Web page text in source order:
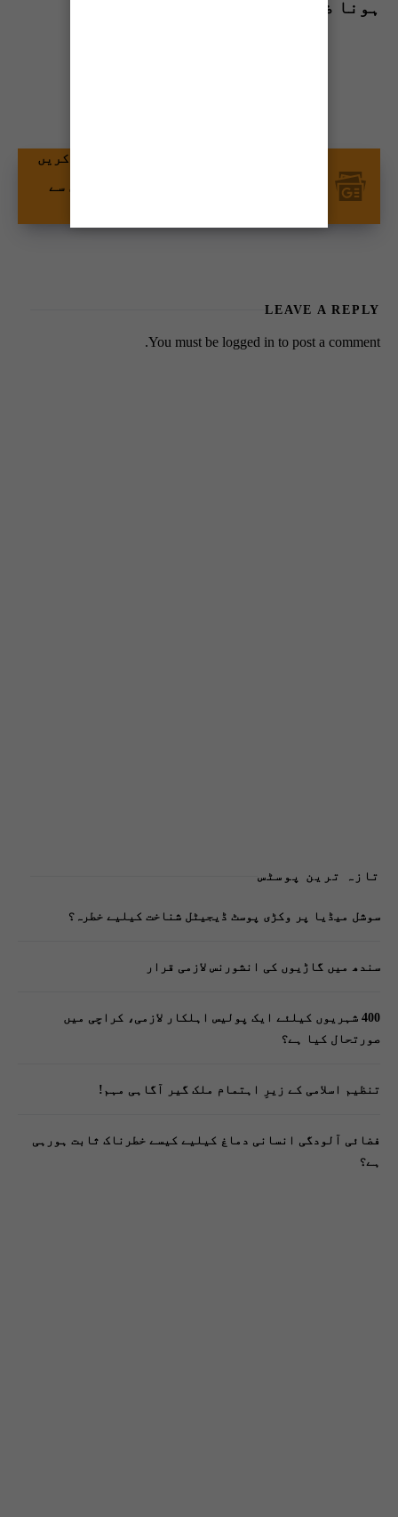
ہونا ضروری نہیں ہے۔
گوگل نیوز پر ٹائمز آف کراچی کو فالو کریں
اور اپنی پسندیدہ مواد کو زیادہ تیزی سے
LEAVE A REPLY
You must be logged in to post a comment.
تازہ ترین پوسٹس
سوشل میڈیا پر وکڑی پوسٹ ڈیجیٹل شناخت کیلیے خطرہ؟
سندھ میں گاڑیوں کی انشورنس لازمی قرار
400 شہریوں کیلئے ایک پولیس اہلکار لازمی، کراچی میں
صورتحال کیا ہے؟
تنظیم اسلامی کے زیرِ اہتمام ملک گیر آگاہی مہم!
فضائی آلودگی انسانی دماغ کیلیے کیسے خطرناک ثابت ہورہی
ہے؟